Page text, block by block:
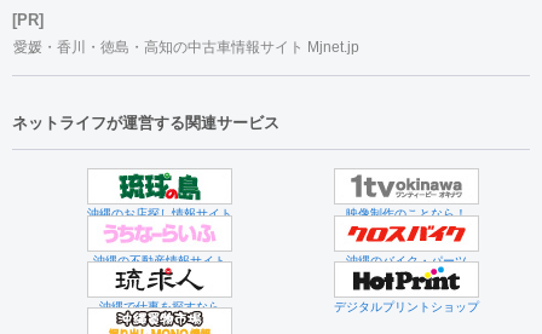
[PR]
愛媛・香川・徳島・高知の中古車情報サイト Mjnet.jp
ネットライフが運営する関連サービス
沖縄のお店探し情報サイト 映像制作のことなら！
沖縄の不動産情報サイト 沖縄のバイク・パーツ
沖縄で仕事を探すなら デジタルプリントショップ